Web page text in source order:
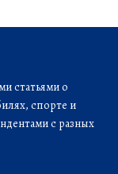
статьями о
спорте и
с разных